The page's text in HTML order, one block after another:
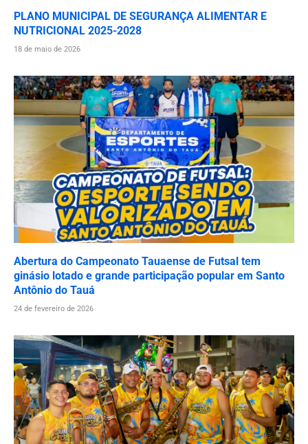
PLANO MUNICIPAL DE SEGURANÇA ALIMENTAR E
NUTRICIONAL 2025-2028
18 de maio de 2026
Abertura do Campeonato Tauaense de Futsal tem
ginásio lotado e grande participação popular em Santo
Antônio do Tauá
24 de fevereiro de 2026